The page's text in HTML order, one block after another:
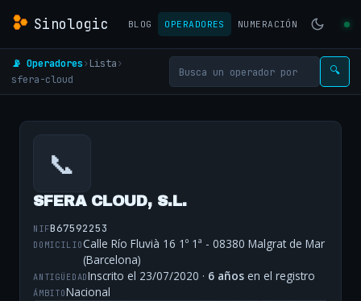
Sinologic BLOG OPERADORES NUMERACIÓN
📡 Operadores› Lista›
sfera-cloud
🔍
📞
SFERA CLOUD, S.L.
NIFB67592253
DOMICILIOCalle Río Fluvià 16 1º 1ª - 08380 Malgrat de Mar
(Barcelona)
ANTIGÜEDADInscrito el 23/07/2020 · 6 años en el registro
ÁMBITONacional